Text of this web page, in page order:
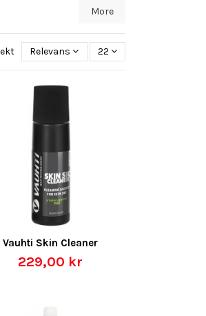
More
Relevans 22
Vauhti Skin Cleaner
229,00 kr